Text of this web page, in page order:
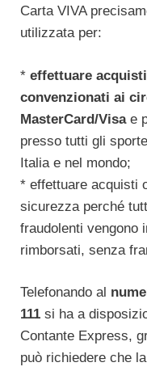
Carta VIVA
utilizzata per:
* effettuare
convenzionati ai
MasterCard/Visae
presso tutti gli
Italia e nel mondo;
* effettuare acquisti
sicurezza perché
fraudolenti vengono
rimborsati, senza
Telefonando al
111si ha a
Contante Express,
può richiedere che